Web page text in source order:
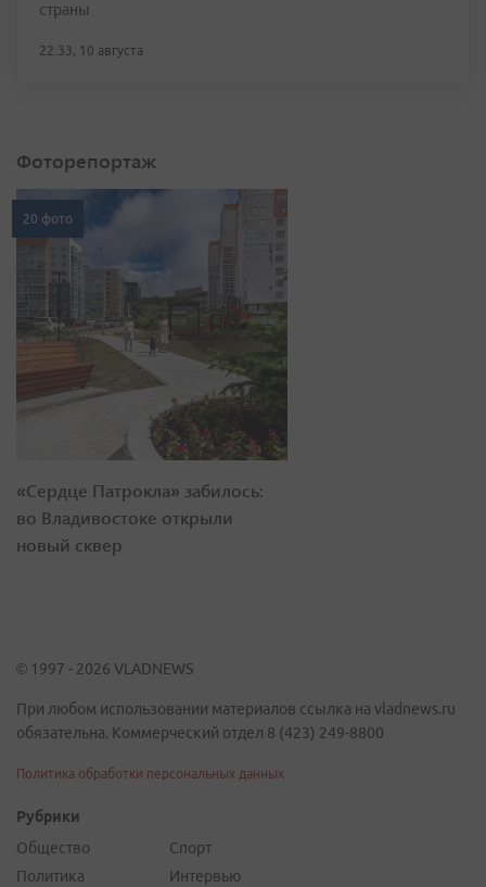
страны
22:33, 10 августа
Фоторепортаж
20 фото
«Сердце Патрокла» забилось:
во Владивостоке открыли
новый сквер
© 1997 - 2026 VLADNEWS
При любом использовании материалов ссылка на vladnews.ru
обязательна. Коммерческий отдел 8 (423) 249-8800
Политика обработки персональных данных
Рубрики
Общество
Политика
Спорт
Интервью